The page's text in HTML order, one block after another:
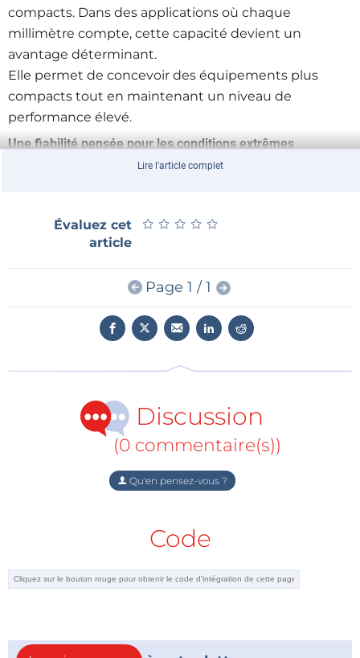
compacts. Dans des applications où chaque
millimètre compte, cette capacité devient un
avantage déterminant.
Elle permet de concevoir des équipements plus
compacts tout en maintenant un niveau de
performance élevé.
Une fiabilité pensée pour les conditions extrêmes
Les propriétés d’auto‑cicatrisation permettent aux
fiabilité globale du système, en réduisant les risques
Dans les secteurs critiques, cette robustesse est
Intégrer intelligemment plutôt qu’ajouter des composants
condensateur et busbar, Exxelia propose une
d’améliorer les performances électriques tout en
simplifiant l’architecture du système.
Elle réduit les pertes et facilite l’intégration dans des
environnements complexes.
Le CF‑PP140 se positionne entre différentes
technologies, en offrant un équilibre entre
compacité, performance thermique et densité
énergétique. Cette capacité à concilier plusieurs
Lire l'article complet
Évaluez cet
article
★ ★ ★ ★ ★
★ ★ ★ ★ ★
Page 1 / 1
Discussion
(0 commentaire(s))
Qu'en pensez-vous ?
Code